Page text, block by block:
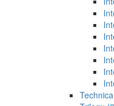
Technica